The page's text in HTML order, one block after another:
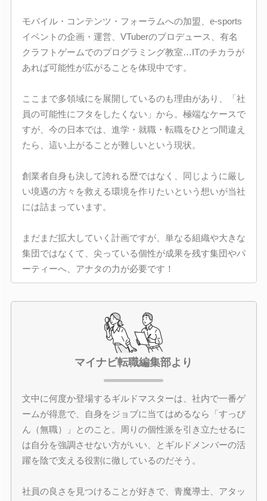
モバイル・コンテンツ・フォーラムへの加盟、e-sports
イベントの企画・運営、VTuberのプロデュース、有名
クラフトゲームでのプログラミング教室…ITのチカラが
あれば可能性が広がることを体現中です。
ここまで多領域にを展開しているのも理由があり、「社
員の可能性にフタをしたくない」から。極端なケースで
すが、今の日本では、進学・就職・転職をひとつ間違え
たら、這い上がることが難しいという現状。
創業者自身も決して誇れる歴ではなく、同じように厳し
い境遇の方々を救える環境を作りたいという想いが当社
には詰まっています。
まだまだ拡大していく計画ですが、単なる組織や大きな
集団ではなくて、尖っている個性が成果を残す集団やパ
ーティーへ、アナタの力が必要です！
マイナビ転職編集部より
文中に何度か登場するギルドマスターは、社内で一番ゲ
ームが得意で、自身をジョブに当てはめるなら「すっぴ
ん（無職）」とのこと。周りの個性派を引き立たせるに
は自分を強調させない方がいい、とギルドメンバーの活
躍を陰で支える役割に徹しているのだそう。
社員の良さを見つけることが好きで、青魔導士、アタッ